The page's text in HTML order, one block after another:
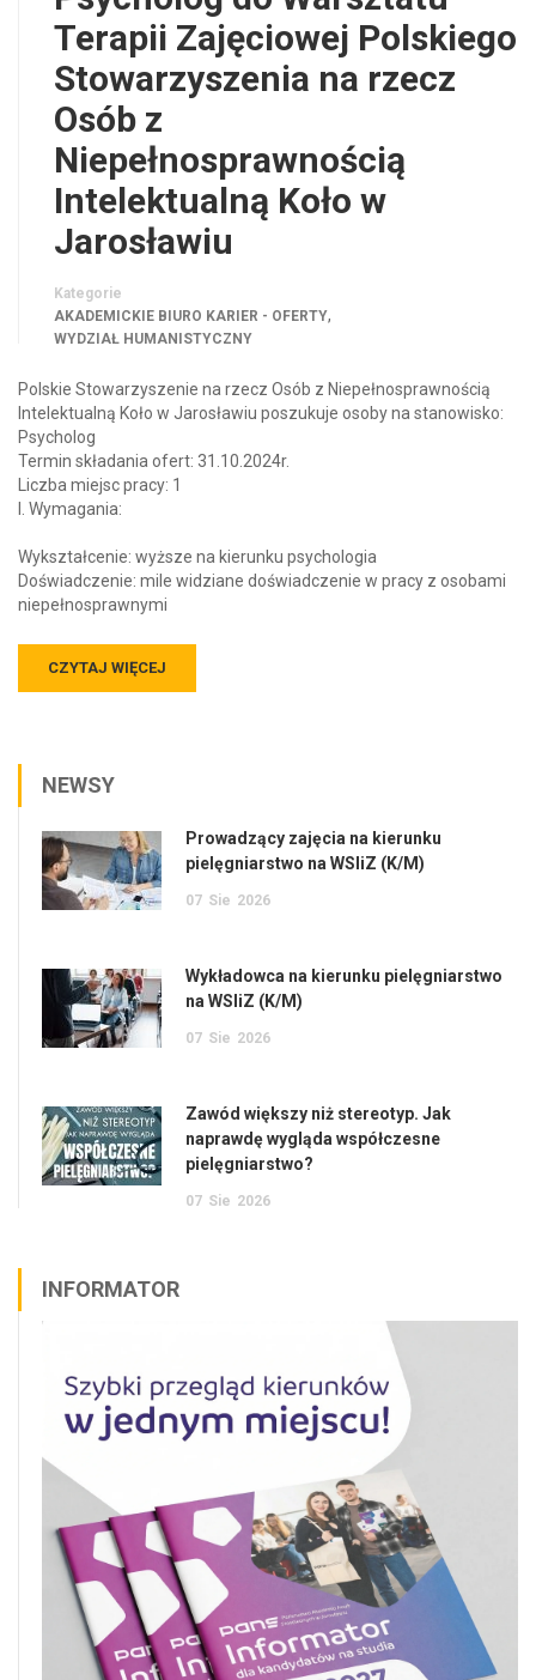
Terapii Zajęciowej Polskiego
Stowarzyszenia na rzecz
Osób z
Niepełnosprawnością
Intelektualną Koło w
Jarosławiu
Kategorie
AKADEMICKIE BIURO KARIER - OFERTY,
WYDZIAŁ HUMANISTYCZNY
Polskie Stowarzyszenie na rzecz Osób z Niepełnosprawnością
Intelektualną Koło w Jarosławiu poszukuje osoby na stanowisko:
Psycholog
Termin składania ofert: 31.10.2024r.
Liczba miejsc pracy: 1
I. Wymagania:
Wykształcenie: wyższe na kierunku psychologia
Doświadczenie: mile widziane doświadczenie w pracy z osobami
niepełnosprawnymi
CZYTAJ WIĘCEJ
NEWSY
Prowadzący zajęcia na kierunku
pielęgniarstwo na WSIiZ (K/M)
07 Sie 2026
Wykładowca na kierunku pielęgniarstwo
na WSIiZ (K/M)
07 Sie 2026
Zawód większy niż stereotyp. Jak
naprawdę wygląda współczesne
pielęgniarstwo?
07 Sie 2026
INFORMATOR